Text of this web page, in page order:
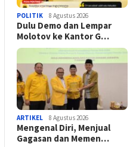
POLITIK 8 Agustus 2026
Dulu Demo dan Lempar
Molotov ke Kantor G…
ARTIKEL 8 Agustus 2026
Mengenal Diri, Menjual
Gagasan dan Memen…